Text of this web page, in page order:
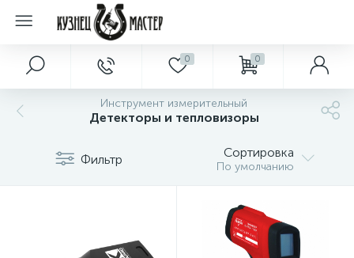
0 0
Инструмент измерительный
Детекторы и тепловизоры
Фильтр Сортировка
По умолчанию